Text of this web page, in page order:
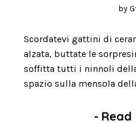
by
Scordatevi gattini di
alzata, buttate le
soffitta tutti i ninnoli della
spazio sulla mensola
- Read